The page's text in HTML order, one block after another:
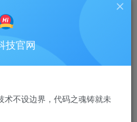
技官网
术不设边界，代码之魂铸就未